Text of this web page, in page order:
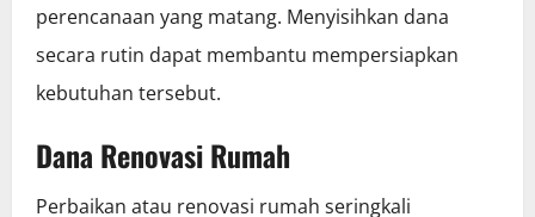
perencanaan yang matang. Menyisihkan dana
secara rutin dapat membantu mempersiapkan
kebutuhan tersebut.
Dana Renovasi Rumah
Perbaikan atau renovasi rumah seringkali